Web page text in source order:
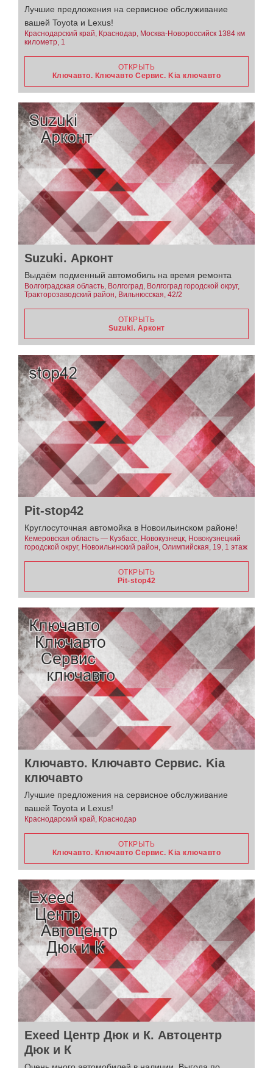
Лучшие предложения на сервисное обслуживание
вашей Toyota и Lexus!
Краснодарский край, Краснодар, Москва-Новороссийск 1384 км
километр, 1
ОТКРЫТЬ
Ключавто. Ключавто Сервис. Kia ключавто
Suzuki. Арконт
Выдаём подменный автомобиль на время ремонта
Волгоградская область, Волгоград, Волгоград городской округ,
Тракторозаводский район, Вильнюсская, 42/2
ОТКРЫТЬ
Suzuki. Арконт
Pit-stop42
Круглосуточная автомойка в Новоильинском районе!
Кемеровская область — Кузбасс, Новокузнецк, Новокузнецкий
городской округ, Новоильинский район, Олимпийская, 19, 1 этаж
ОТКРЫТЬ
Pit-stop42
Ключавто. Ключавто Сервис. Kia
ключавто
Лучшие предложения на сервисное обслуживание
вашей Toyota и Lexus!
Краснодарский край, Краснодар
ОТКРЫТЬ
Ключавто. Ключавто Сервис. Kia ключавто
Exeed Центр Дюк и К. Автоцентр
Дюк и К